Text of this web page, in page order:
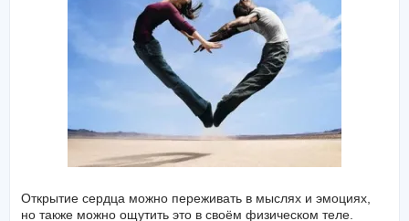
Открытие сердца можно переживать в мыслях и эмоциях,
но также можно ощутить это в своём физическом теле.